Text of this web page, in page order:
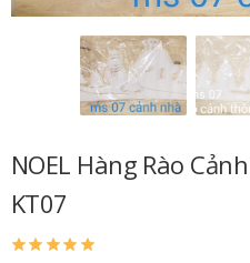
NOEL Hàng Rào
KT07